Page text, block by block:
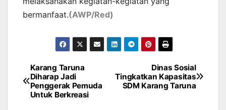
bermanfaat.(AWP/Red)
Post
navigation
Dinas Sosial
Tingkatkan Kapasitas
SDM Karang Taruna
Karang Taruna
Diharap Jadi
Penggerak Pemuda
Untuk Berkreasi